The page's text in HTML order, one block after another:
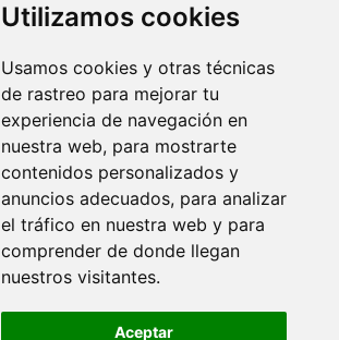
Utilizamos cookies
Usamos cookies y otras técnicas
de rastreo para mejorar tu
experiencia de navegación en
nuestra web, para mostrarte
contenidos personalizados y
anuncios adecuados, para analizar
el tráfico en nuestra web y para
comprender de donde llegan
nuestros visitantes.
Aceptar
SÍGUENOS EN